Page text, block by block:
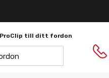
till ditt fordon